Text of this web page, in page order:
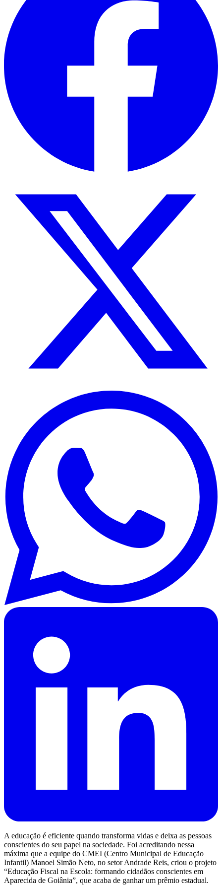
A educação é eficiente quando transforma vidas e deixa as pessoas
conscientes do seu papel na sociedade. Foi acreditando nessa
máxima que a equipe do CMEI (Centro Municipal de Educação
Infantil) Manoel Simão Neto, no setor Andrade Reis, criou o projeto
“Educação Fiscal na Escola: formando cidadãos conscientes em
Aparecida de Goiânia”, que acaba de ganhar um prêmio estadual.